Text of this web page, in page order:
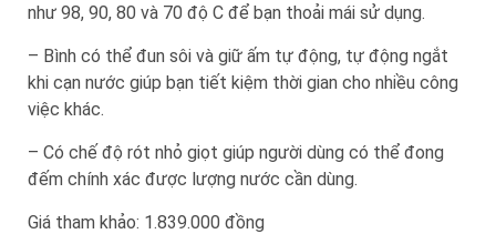
như 98, 90, 80 và 70 độ C để bạn thoải mái sử dụng.
– Bình có thể đun sôi và giữ ấm tự động, tự động ngắt
khi cạn nước giúp bạn tiết kiệm thời gian cho nhiều công
việc khác.
– Có chế độ rót nhỏ giọt giúp người dùng có thể đong
đếm chính xác được lượng nước cần dùng.
Giá tham khảo: 1.839.000 đồng